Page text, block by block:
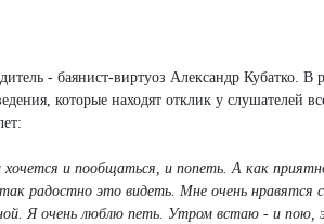
- баянист-виртуоз Александр Кубатко. В
которые находят отклик у слушателей
и пообщаться, и попеть. А как
радостно это видеть. Мне очень нравятся
Я очень люблю петь. Утром встаю - и пою,